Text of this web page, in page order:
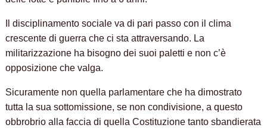
Il disciplinamento sociale va di pari passo con il clima
crescente di guerra che ci sta attraversando. La
militarizzazione ha bisogno dei suoi paletti e non c’è
opposizione che valga.
Sicuramente non quella parlamentare che ha dimostrato
tutta la sua sottomissione, se non condivisione, a questo
obbrobrio alla faccia di quella Costituzione tanto sbandierata